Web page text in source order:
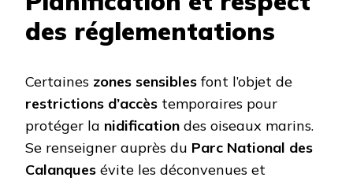
des réglementations
Certaines zones sensiblesfont l’objet de
restrictions d’accès temporaires pour
protéger la nidification des oiseaux marins.
Se renseigner auprès du Parc National des
Calanques évite les déconvenues et